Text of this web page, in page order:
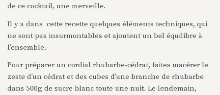
de ce cocktail, une merveille.
Il y a dans cette recette quelques éléments techniques, qui
ne sont pas insurmontables et ajoutent un bel équilibre à
l’ensemble.
Pour préparer un cordial rhubarbe-cédrat, faites macérer le
zeste d’un cédrat et des cubes d’une branche de rhubarbe
dans 500g de sucre blanc toute une nuit. Le lendemain,